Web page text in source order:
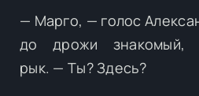
— Марго, — голос
до дрожи знакомый,
рык. — Ты? Здесь?